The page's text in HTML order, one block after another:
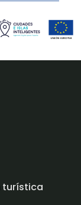
turística